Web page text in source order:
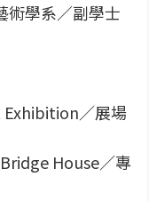
學系／副學士
／展場
House／專